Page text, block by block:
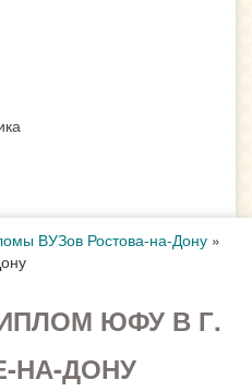
ВУЗов Ростова-на-Дону »
ЮФУ В Г.
НА-ДОНУ